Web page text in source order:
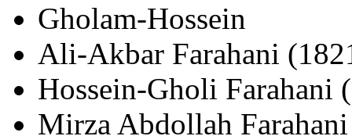
Gholam-Hossein
Ali-Akbar Farahani
Hossein-Gholi Farahani
Mirza Abdollah